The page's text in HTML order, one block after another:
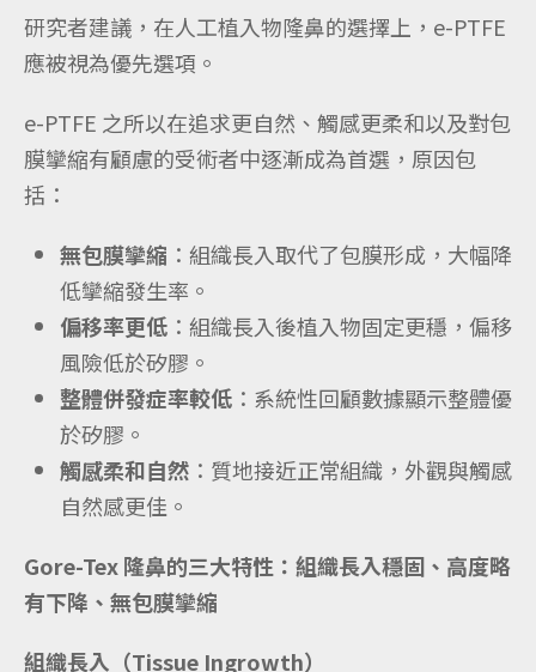
研究者建議，在人工植入物隆鼻的選擇上，e-PTFE
應被視為優先選項。
e-PTFE 之所以在追求更自然、觸感更柔和以及對包
膜攣縮有顧慮的受術者中逐漸成為首選，原因包
括：
無包膜攣縮 ：組織長入取代了包膜形成，大幅降
低攣縮發生率。
偏移率更低 ：組織長入後植入物固定更穩，偏移
風險低於矽膠。
整體併發症率較低 ：系統性回顧數據顯示整體優
於矽膠。
觸感柔和自然 ：質地接近正常組織，外觀與觸感
自然感更佳。
Gore-Tex 隆鼻的三大特性：組織長入穩固、高度略
有下降、無包膜攣縮
組織長入（Tissue Ingrowth）